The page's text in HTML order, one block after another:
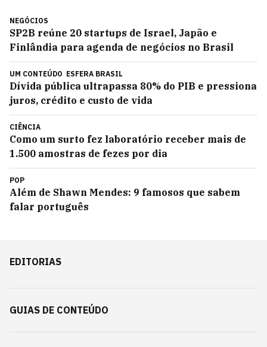
NEGÓCIOS
SP2B reúne 20 startups de Israel, Japão e
Finlândia para agenda de negócios no Brasil
UM CONTEÚDO ESFERA BRASIL
Dívida pública ultrapassa 80% do PIB e pressiona
juros, crédito e custo de vida
CIÊNCIA
Como um surto fez laboratório receber mais de
1.500 amostras de fezes por dia
POP
Além de Shawn Mendes: 9 famosos que sabem
falar português
EDITORIAS
GUIAS DE CONTEÚDO